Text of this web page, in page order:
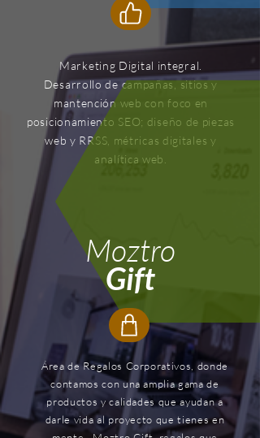
Marketing Digital integral.
Desarrollo de campañas, sitios y
mantención web con foco en
posicionamiento SEO; diseño de piezas
web y RRSS, métricas digitales y
analítica web.
Moztro
Gift
Área de Regalos Corporativos, donde
contamos con una amplia gama de
productos y calidades que ayudan a
darle vida al proyecto que tienes en